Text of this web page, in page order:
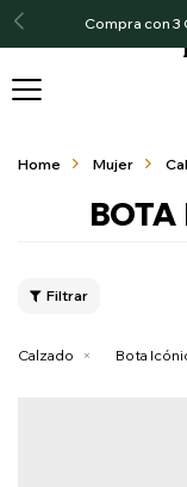
Compra con 3

Home Mujer
Calzado Bota